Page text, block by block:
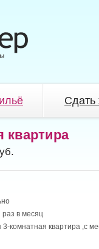
Сдать
квартира
раз в месяц
3-комнатная квартира ,с